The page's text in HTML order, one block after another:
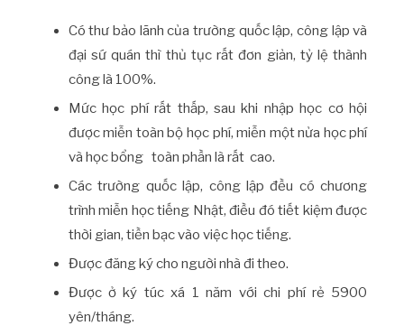
Có thư bảo lãnh của trường quốc lập, công lập và
đại sứ quán thì thủ tục rất đơn giản, tỷ lệ thành
công là 100%.
Mức học phí rất thấp, sau khi nhập học cơ hội
được miễn toàn bộ học phí, miễn một nửa học phí
và học bổng toàn phần là rất cao.
Các trường quốc lập, công lập đều có chương
trình miễn học tiếng Nhật, điều đó tiết kiệm được
thời gian, tiền bạc vào việc học tiếng.
Được đăng ký cho người nhà đi theo.
Được ở ký túc xá 1 năm với chi phí rẻ 5900
yên/tháng.